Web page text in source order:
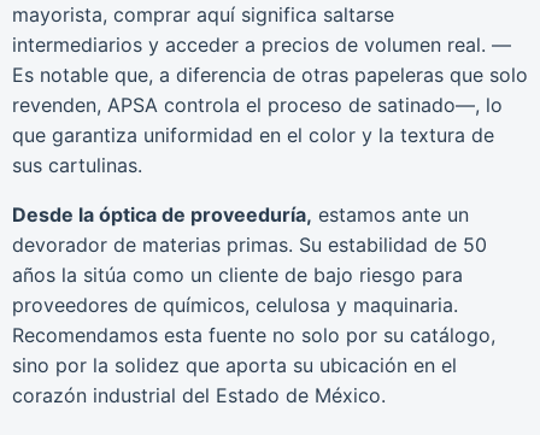
mayorista, comprar aquí significa saltarse
intermediarios y acceder a precios de volumen real. —
Es notable que, a diferencia de otras papeleras que solo
revenden, APSA controla el proceso de satinado—, lo
que garantiza uniformidad en el color y la textura de
sus cartulinas.
Desde la óptica de proveeduría, estamos ante un
devorador de materias primas. Su estabilidad de 50
años la sitúa como un cliente de bajo riesgo para
proveedores de químicos, celulosa y maquinaria.
Recomendamos esta fuente no solo por su catálogo,
sino por la solidez que aporta su ubicación en el
corazón industrial del Estado de México.